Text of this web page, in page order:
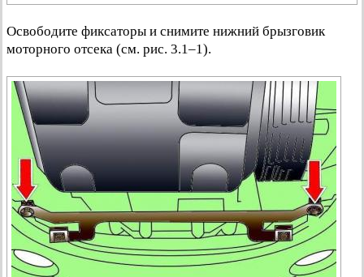
Освободите фиксаторы и снимите нижний брызговик
моторного отсека (см. рис. 3.1–1).